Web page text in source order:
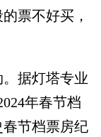
票不好买，
据灯塔专业
年春节档
节档票房纪